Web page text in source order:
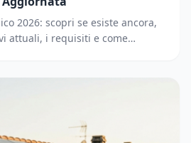
2026: scopri se esiste ancora,
attuali, i requisiti e come